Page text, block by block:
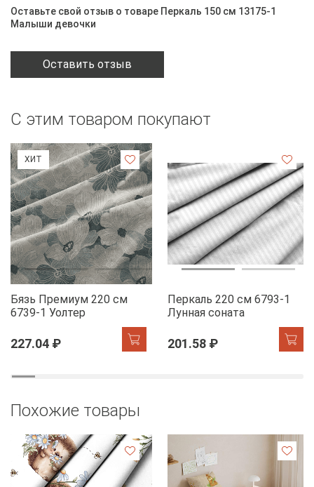
Оставьте свой отзыв о товаре Перкаль 150 см 13175-1
Малыши девочки
Оставить отзыв
С этим товаром покупают
ХИТ
Бязь Премиум 220 см
6739-1 Уолтер
227.04 ₽
Перкаль 220 см 6793-1
Лунная соната
201.58 ₽
Похожие товары